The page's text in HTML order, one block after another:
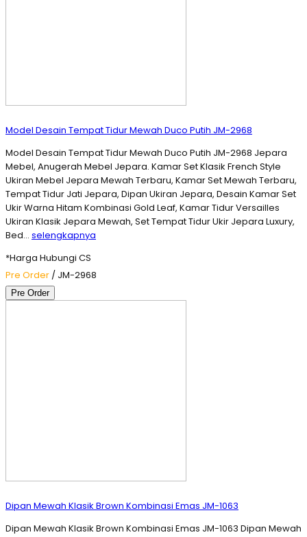
Model Desain Tempat Tidur Mewah Duco Putih JM-2968
Model Desain Tempat Tidur Mewah Duco Putih JM-2968 Jepara
Mebel, Anugerah Mebel Jepara. Kamar Set Klasik French Style
Ukiran Mebel Jepara Mewah Terbaru, Kamar Set Mewah Terbaru,
Tempat Tidur Jati Jepara, Dipan Ukiran Jepara, Desain Kamar Set
Ukir Warna Hitam Kombinasi Gold Leaf, Kamar Tidur Versailles
Ukiran Klasik Jepara Mewah, Set Tempat Tidur Ukir Jepara Luxury,
Bed… selengkapnya
*Harga Hubungi CS
Pre Order / JM-2968
Pre Order
Dipan Mewah Klasik Brown Kombinasi Emas JM-1063
Dipan Mewah Klasik Brown Kombinasi Emas JM-1063 Dipan Mewah